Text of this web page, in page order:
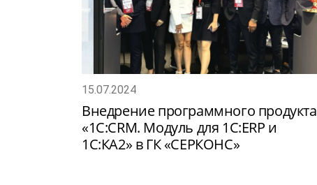
15.07.2024
Внедрение программного продукта
«1С:CRM. Модуль для 1С:ERP и
1С:КА2» в ГК «СЕРКОНС»